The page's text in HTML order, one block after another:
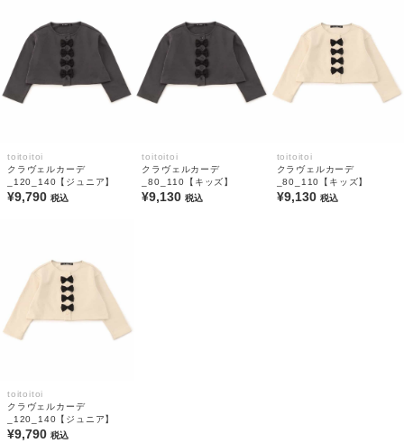
toitoitoi
クラヴェルカーデ
_120_140【ジュニア】
¥9,790 税込
toitoitoi
クラヴェルカーデ
_80_110【キッズ】
¥9,130税込
toitoitoi
クラヴェルカーデ
_80_110【キッズ】
¥9,130 税込
toitoitoi
クラヴェルカーデ
_120_140【ジュニア】
¥9,790 税込